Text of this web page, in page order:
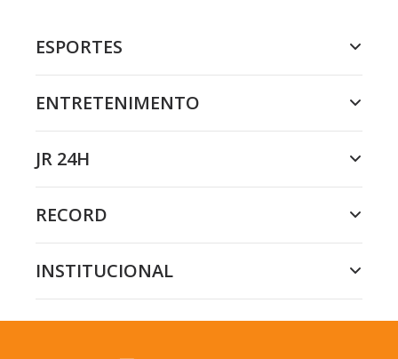
ESPORTES
ENTRETENIMENTO
JR 24H
RECORD
INSTITUCIONAL